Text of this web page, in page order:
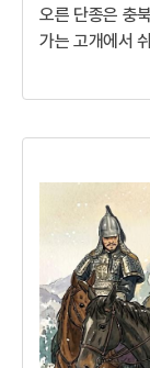
오른 단종은 충
가는 고개에서
서울고개가 되
오른 단종성군
채 불안정했다